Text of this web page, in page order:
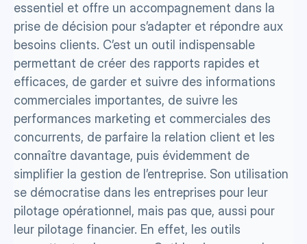
essentiel et offre un accompagnement dans la
prise de décision pour s’adapter et répondre aux
besoins clients. C’est un outil indispensable
permettant de créer des rapports rapides et
efficaces, de garder et suivre des informations
commerciales importantes, de suivre les
performances marketing et commerciales des
concurrents, de parfaire la relation client et les
connaître davantage, puis évidemment de
simplifier la gestion de l’entreprise. Son utilisation
se démocratise dans les entreprises pour leur
pilotage opérationnel, mais pas que, aussi pour
leur pilotage financier. En effet, les outils